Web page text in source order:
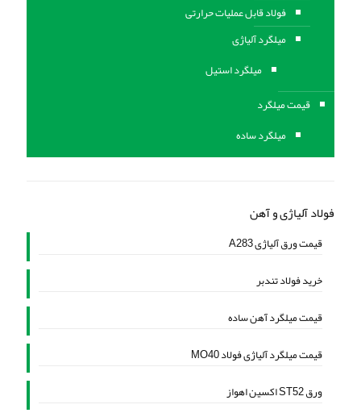
فولاد قابل عملیات حرارتی
ميلگرد آلیاژی
میلگرد استیل
قیمت میلگرد
میلگرد ساده
فولاد آلیاژی و آهن
قیمت ورق آلیاژی A283
خرید فولاد تندبر
قیمت میلگرد آهن ساده
قیمت میلگرد آلیاژی فولاد MO40
ورق ST52 اکسین اهواز